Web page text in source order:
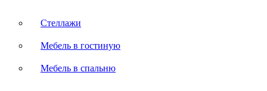
Стеллажи
Мебель в гостиную
Мебель в спальню